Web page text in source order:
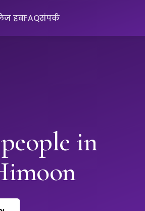
हबFAQसंपर्क
in